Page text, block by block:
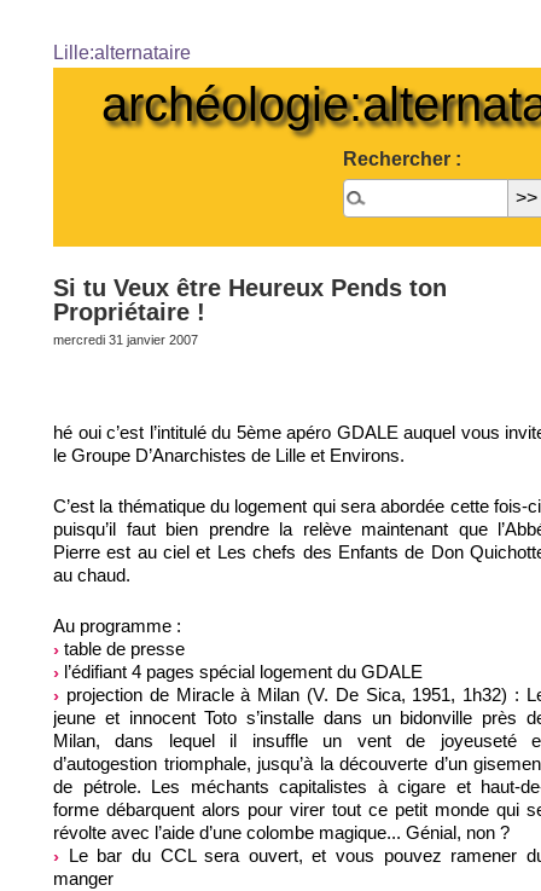
Lille:alternataire
Rechercher :
Si tu Veux être Heureux Pends ton
Propriétaire !
mercredi 31 janvier 2007
hé oui c’est l’intitulé du 5ème apéro GDALE auquel vous
le Groupe D’Anarchistes de Lille et Environs.
C’est la thématique du logement qui sera abordée cette fois-
puisqu’il faut bien prendre la relève maintenant que
Pierre est au ciel et Les chefs des Enfants de Don
au chaud.
Au programme :
table de presse
l’édifiant 4 pages spécial logement du GDALE
projection de Miracle à Milan (V. De Sica, 1951, 1h32) :
jeune et innocent Toto s’installe dans un bidonville près
Milan, dans lequel il insuffle un vent de joyeuseté
d’autogestion triomphale, jusqu’à la découverte d’un
de pétrole. Les méchants capitalistes à cigare et haut-
forme débarquent alors pour virer tout ce petit monde qui
révolte avec l’aide d’une colombe magique... Génial, non ?
Le bar du CCL sera ouvert, et vous pouvez ramener
manger